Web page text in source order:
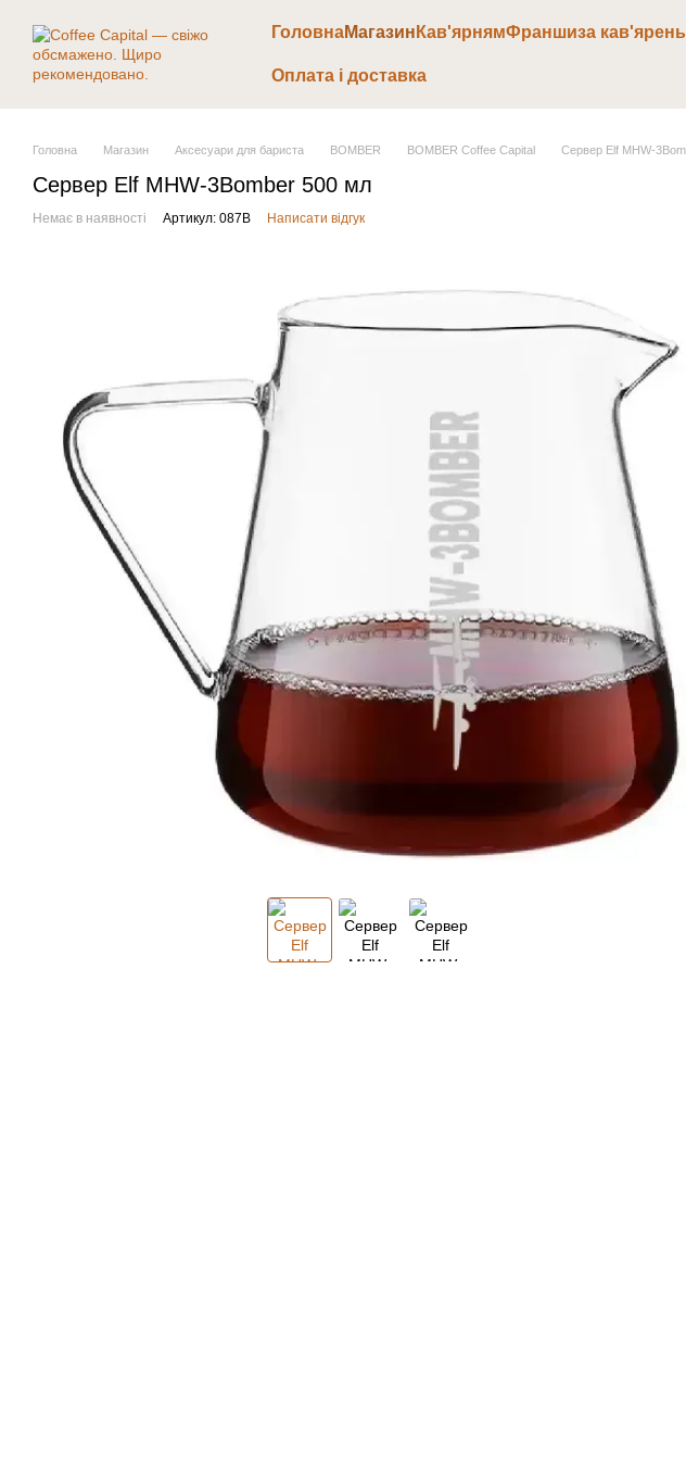
ГоловнаМагазин Кав'ярнямФраншиза кав'ярень
Оплата і доставка
Головна Магазин Аксесуари для бариста BOMBER BOMBER Coffee Capital Сервер Elf MHW-
Сервер Elf MHW-3Bomber 500 мл
Немає в наявності Артикул: 087В Написати відгук